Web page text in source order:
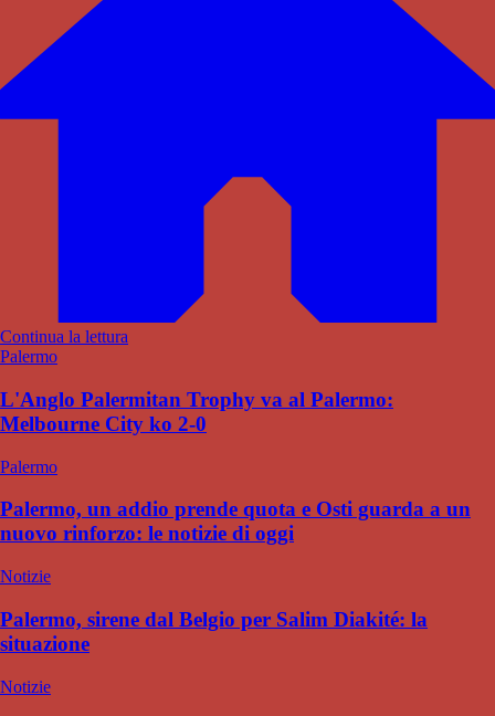
Continua la lettura
Palermo
L'Anglo Palermitan Trophy va al Palermo:
Melbourne City ko 2-0
Palermo
Palermo, un addio prende quota e Osti guarda a un
nuovo rinforzo: le notizie di oggi
Notizie
Palermo, sirene dal Belgio per Salim Diakité: la
situazione
Notizie